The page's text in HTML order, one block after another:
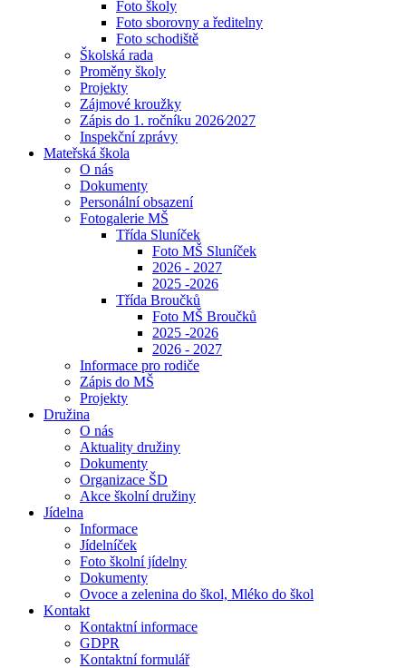
Foto školy
Foto sborovny a ředitelny
Foto schodiště
Školská rada
Proměny školy
Projekty
Zájmové kroužky
Zápis do 1. ročníku 2026⁄2027
Inspekční zprávy
Mateřská škola
O nás
Dokumenty
Personální obsazení
Fotogalerie MŠ
Třída Sluníček
Foto MŠ Sluníček
2026 - 2027
2025 -2026
Třída Broučků
Foto MŠ Broučků
2025 -2026
2026 - 2027
Informace pro rodiče
Zápis do MŠ
Projekty
Družina
O nás
Aktuality družiny
Dokumenty
Organizace ŠD
Akce školní družiny
Jídelna
Informace
Jídelníček
Foto školní jídelny
Dokumenty
Ovoce a zelenina do škol, Mléko do škol
Kontakt
Kontaktní informace
GDPR
Kontaktní formulář